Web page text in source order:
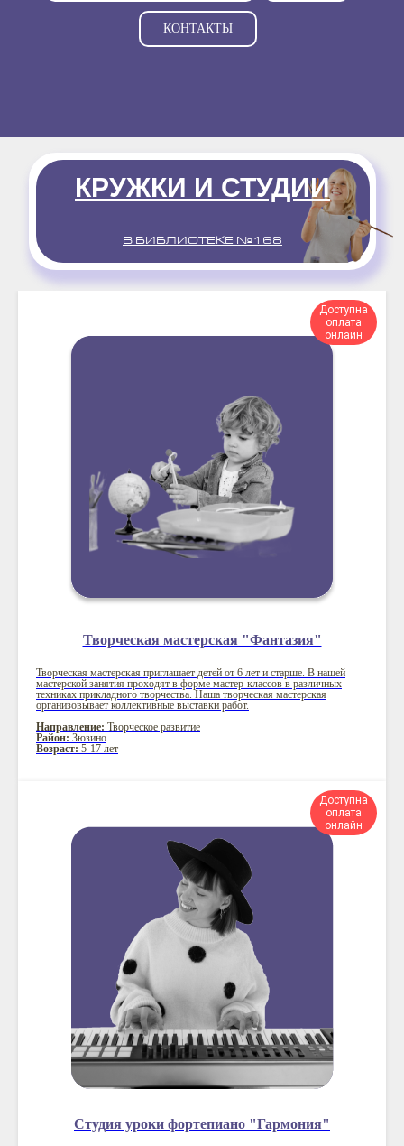
КОНТАКТЫ
КРУЖКИ И СТУДИИ
В БИБЛИОТЕКЕ №168
Доступна
оплата
онлайн
Творческая мастерская "Фантазия"
Творческая мастерская приглашает детей от 6 лет и старше. В нашей
мастерской занятия проходят в форме мастер-классов в различных
техниках прикладного творчества. Наша творческая мастерская
организовывает коллективные выставки работ.
Направление: Творческое развитие
Район: Зюзино
Возраст: 5-17 лет
Доступна
оплата
онлайн
Студия уроки фортепиано "Гармония"